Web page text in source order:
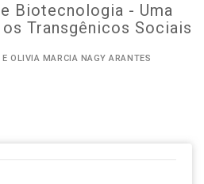
Biotecnologia - Uma
Transgênicos Sociais
OLIVIA MARCIA NAGY ARANTES